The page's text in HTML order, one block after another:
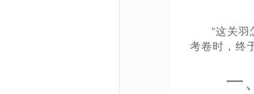
“这关
考卷时，终
一